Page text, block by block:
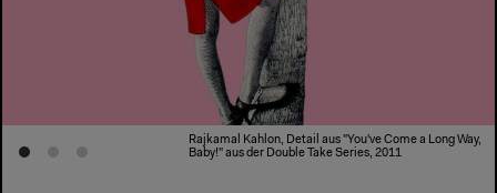
Rajkamal Kahlon, Detail aus "You've Come a Long Way,
Baby!" aus der Double Take Series, 2011